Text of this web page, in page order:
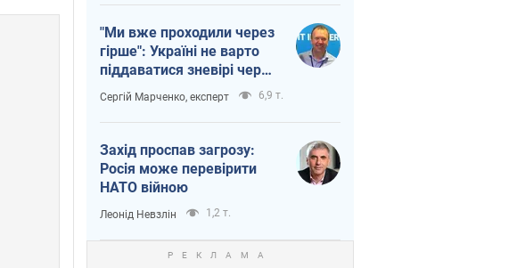
"Ми вже проходили через
гірше": Україні не варто
піддаватися зневірі через
ракетний терор
Сергій Марченко, експерт 6,9 т.
Захід проспав загрозу:
Росія може перевірити
НАТО війною
Леонід Невзлін 1,2 т.